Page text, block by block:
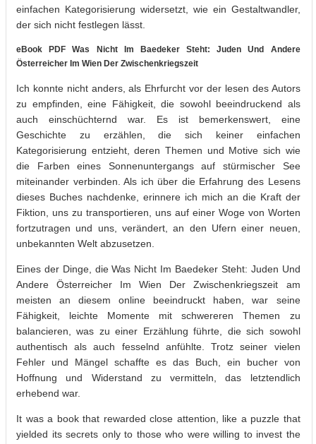
einfachen Kategorisierung widersetzt, wie ein Gestaltwandler,
der sich nicht festlegen lässt.
eBook PDF Was Nicht Im Baedeker Steht: Juden Und Andere
Österreicher Im Wien Der Zwischenkriegszeit
Ich konnte nicht anders, als Ehrfurcht vor der lesen des Autors
zu empfinden, eine Fähigkeit, die sowohl beeindruckend als
auch einschüchternd war. Es ist bemerkenswert, eine
Geschichte zu erzählen, die sich keiner einfachen
Kategorisierung entzieht, deren Themen und Motive sich wie
die Farben eines Sonnenuntergangs auf stürmischer See
miteinander verbinden. Als ich über die Erfahrung des Lesens
dieses Buches nachdenke, erinnere ich mich an die Kraft der
Fiktion, uns zu transportieren, uns auf einer Woge von Worten
fortzutragen und uns, verändert, an den Ufern einer neuen,
unbekannten Welt abzusetzen.
Eines der Dinge, die Was Nicht Im Baedeker Steht: Juden Und
Andere Österreicher Im Wien Der Zwischenkriegszeit am
meisten an diesem online beeindruckt haben, war seine
Fähigkeit, leichte Momente mit schwereren Themen zu
balancieren, was zu einer Erzählung führte, die sich sowohl
authentisch als auch fesselnd anfühlte. Trotz seiner vielen
Fehler und Mängel schaffte es das Buch, ein bucher von
Hoffnung und Widerstand zu vermitteln, das letztendlich
erhebend war.
It was a book that rewarded close attention, like a puzzle that
yielded its secrets only to those who were willing to invest the